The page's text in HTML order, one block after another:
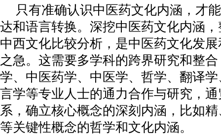
只有准确认识中医药文化内涵，才
达和语言转换。深挖中医药文化内涵
中西文化比较分析，是中医药文化发
之急。这需要多学科的跨界研究和整
学、中医药学、中医学、哲学、翻译
言学等专业人士的通力合作与研究，
系，确立核心概念的深刻内涵，比如
等关键性概念的哲学和文化内涵。